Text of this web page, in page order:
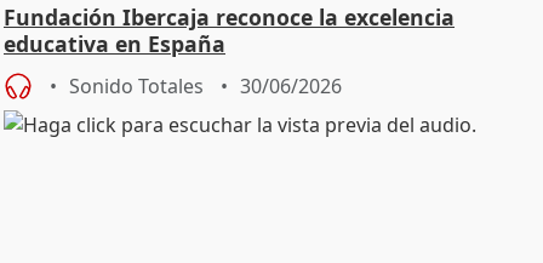
Fundación Ibercaja reconoce la excelencia
educativa en España
Sonido Totales 30/06/2026